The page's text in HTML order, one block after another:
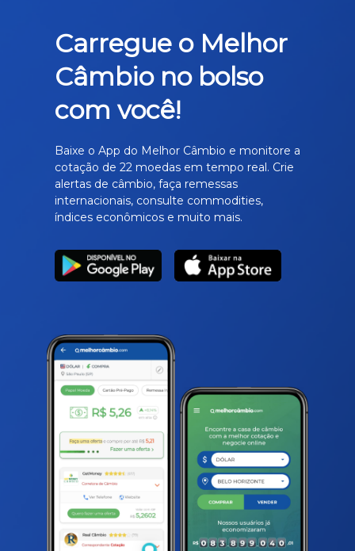
Carregue o Melhor
Câmbio no bolso
com você!
Baixe o App do Melhor Câmbio e monitore a
cotação de 22 moedas em tempo real. Crie
alertas de câmbio, faça remessas
internacionais, consulte commodities,
índices econômicos e muito mais.